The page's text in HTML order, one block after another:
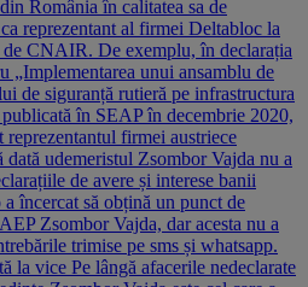
România în calitatea sa de
reprezentant al firmei Deltabloc la
CNAIR. De exemplu, în declarația
„Implementarea unui ansamblu de
de siguranță rutieră pe infrastructura
în SEAP în decembrie 2020,
reprezentantul firmei austriece
udemeristul Zsombor Vajda nu a
de avere și interese banii
încercat să obțină un punct de
Zsombor Vajda, dar acesta nu a
trimise pe sms și whatsapp.
la vice Pe lângă afacerile nedeclarate